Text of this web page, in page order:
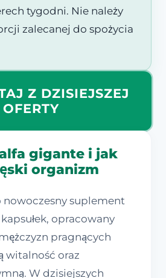
tygodni. Nie należy
zalecanej do spożycia
Z DZISIEJSZEJ
OFERTY
gigante i jak
organizm
suplement
opracowany
pragnących
witalność oraz
W dzisiejszych